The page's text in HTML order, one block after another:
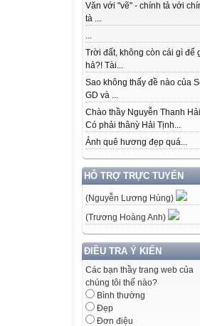
Văn với "vẽ" - chính tả với
tà ...
...
Trời đất, không còn cái gì để
hả?! Tài...
Sao không thấy đề nào của
GD và ...
Chào thầy Nguyễn Thanh
Có phải thânỳ Hải Tịnh...
Ảnh quê hương đẹp quá...
HỖ TRỢ TRỰC TUYẾN
(Nguyễn Lương Hùng)
(Trương Hoàng Anh)
ĐIỀU TRA Ý KIẾN
Các bạn thầy trang web của
chúng tôi thế nào?
Bình thường
Đẹp
Đơn điệu